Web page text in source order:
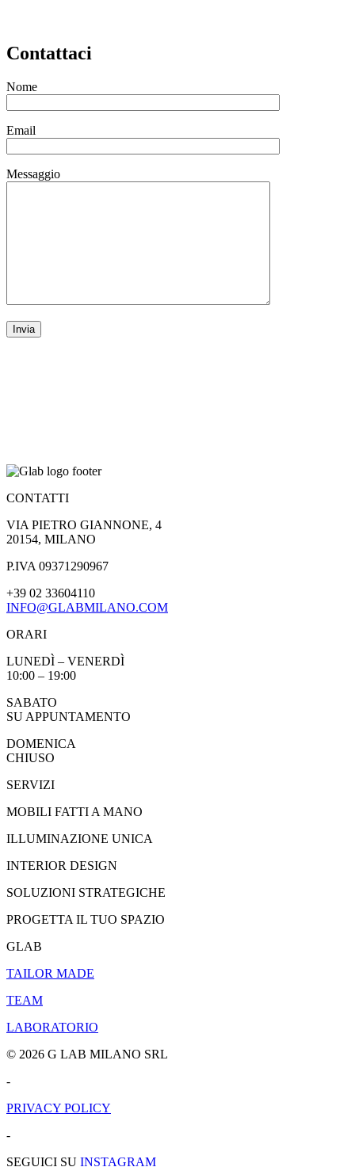
Contattaci
Nome
Email
Messaggio
CONTATTI
VIA PIETRO GIANNONE, 4
20154, MILANO
P.IVA 09371290967
+39 02 33604110
INFO@GLABMILANO.COM
ORARI
LUNEDÌ – VENERDÌ
10:00 – 19:00
SABATO
SU APPUNTAMENTO
DOMENICA
CHIUSO
SERVIZI
MOBILI FATTI A MANO
ILLUMINAZIONE UNICA
INTERIOR DESIGN
SOLUZIONI STRATEGICHE
PROGETTA IL TUO SPAZIO
GLAB
TAILOR MADE
TEAM
LABORATORIO
© 2026 G LAB MILANO SRL
-
PRIVACY POLICY
-
SEGUICI SU INSTAGRAM